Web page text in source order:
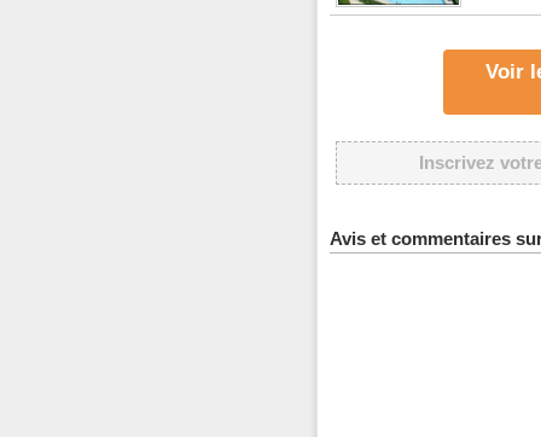
Voir
Inscrivez
Avis et commentaires